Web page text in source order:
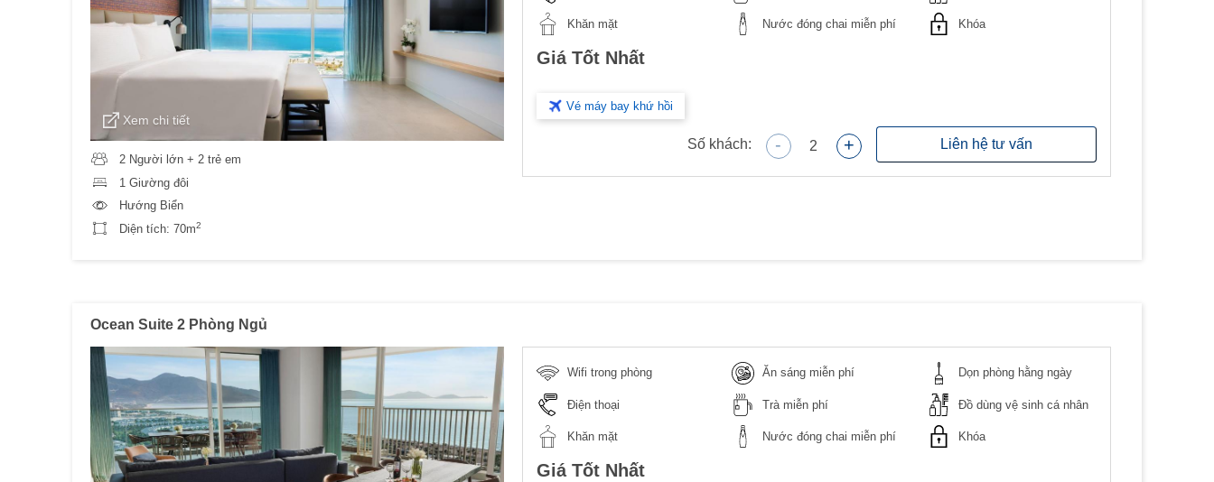
Xem chi tiết
2 Người lớn + 2 trẻ em
1 Giường đôi
Hướng Biển
Diện tích: 70m2
Khăn mặt Nước đóng chai miễn phí Khóa
Giá Tốt Nhất
Vé máy bay khứ hồi
Số khách: - 2 + Liên hệ tư vấn
Ocean Suite 2 Phòng Ngủ
Wifi trong phòng Ăn sáng miễn phí Dọn phòng hằng ngày
Điện thoại Trà miễn phí Đồ dùng vệ sinh cá nhân
Khăn mặt Nước đóng chai miễn phí Khóa
Giá Tốt Nhất